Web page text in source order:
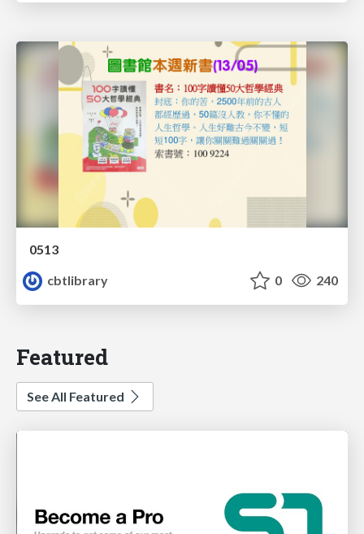
0513
cbtlibrary
0 240
Featured
See All Featured